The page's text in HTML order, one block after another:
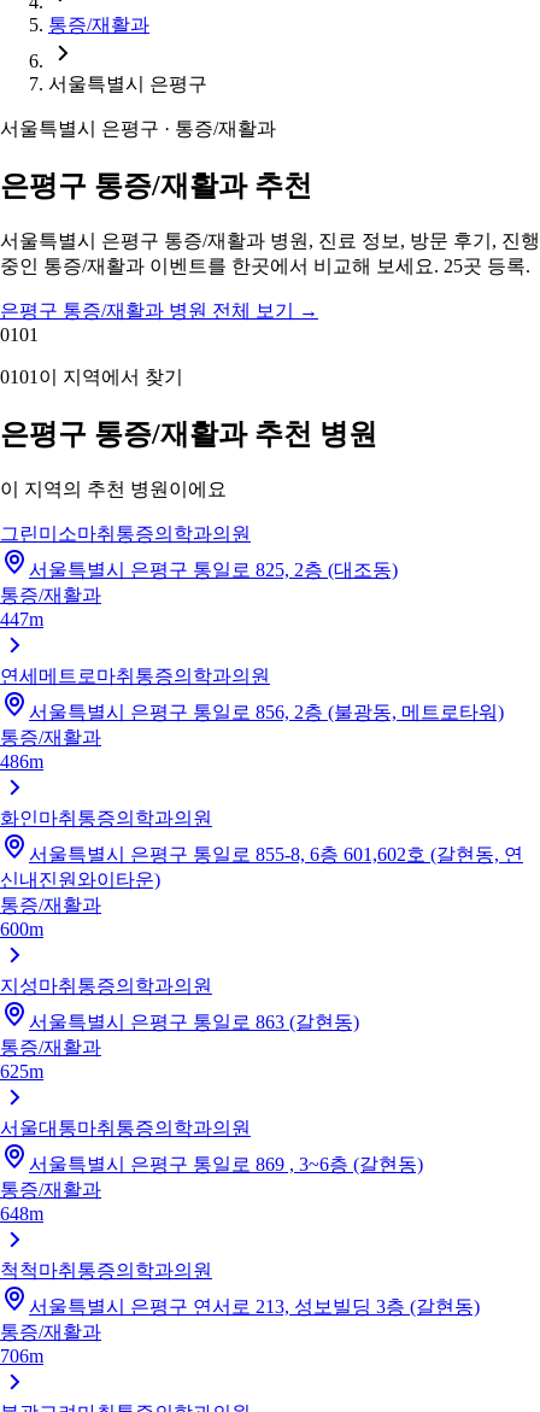
통증/재활과
서울특별시 은평구
서울특별시 은평구 · 통증/재활과
은평구 통증/재활과 추천
서울특별시 은평구 통증/재활과 병원, 진료 정보, 방문 후기, 진행
중인 통증/재활과 이벤트를 한곳에서 비교해 보세요. 25곳 등록.
은평구 통증/재활과 병원 전체 보기
→
0101
0101 이 지역에서 찾기
은평구 통증/재활과 추천 병원
이 지역의 추천 병원이에요
그린미소마취통증의학과의원
서울특별시 은평구 통일로 825, 2층 (대조동)
통증/재활과
447m
연세메트로마취통증의학과의원
서울특별시 은평구 통일로 856, 2층 (불광동, 메트로타워)
통증/재활과
486m
화인마취통증의학과의원
서울특별시 은평구 통일로 855-8, 6층 601,602호 (갈현동, 연
신내진원와이타운)
통증/재활과
600m
지성마취통증의학과의원
서울특별시 은평구 통일로 863 (갈현동)
통증/재활과
625m
서울대통마취통증의학과의원
서울특별시 은평구 통일로 869 , 3~6층 (갈현동)
통증/재활과
648m
척척마취통증의학과의원
서울특별시 은평구 연서로 213, 성보빌딩 3층 (갈현동)
통증/재활과
706m